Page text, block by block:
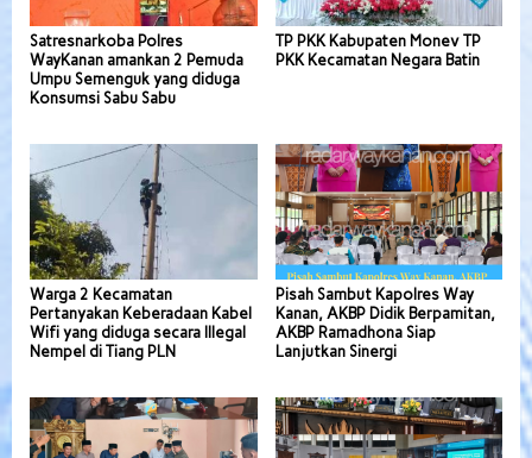
Satresnarkoba Polres
WayKanan amankan 2 Pemuda
Umpu Semenguk yang diduga
Konsumsi Sabu Sabu
TP PKK Kabupaten Monev TP
PKK Kecamatan Negara Batin
Warga 2 Kecamatan
Pertanyakan Keberadaan Kabel
Wifi yang diduga secara Illegal
Nempel di Tiang PLN
Pisah Sambut Kapolres Way
Kanan, AKBP Didik Berpamitan,
AKBP Ramadhona Siap
Lanjutkan Sinergi